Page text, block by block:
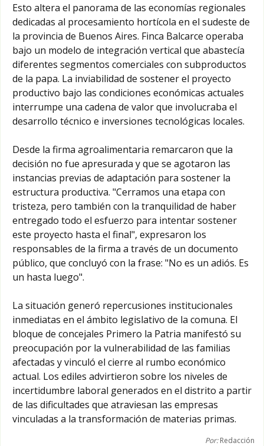
Esto altera el panorama de las economías regionales
dedicadas al procesamiento hortícola en el sudeste de
la provincia de Buenos Aires. Finca Balcarce operaba
bajo un modelo de integración vertical que abastecía
diferentes segmentos comerciales con subproductos
de la papa. La inviabilidad de sostener el proyecto
productivo bajo las condiciones económicas actuales
interrumpe una cadena de valor que involucraba el
desarrollo técnico e inversiones tecnológicas locales.
Desde la firma agroalimentaria remarcaron que la
decisión no fue apresurada y que se agotaron las
instancias previas de adaptación para sostener la
estructura productiva. "Cerramos una etapa con
tristeza, pero también con la tranquilidad de haber
entregado todo el esfuerzo para intentar sostener
este proyecto hasta el final", expresaron los
responsables de la firma a través de un documento
público, que concluyó con la frase: "No es un adiós. Es
un hasta luego".
La situación generó repercusiones institucionales
inmediatas en el ámbito legislativo de la comuna. El
bloque de concejales Primero la Patria manifestó su
preocupación por la vulnerabilidad de las familias
afectadas y vinculó el cierre al rumbo económico
actual. Los ediles advirtieron sobre los niveles de
incertidumbre laboral generados en el distrito a partir
de las dificultades que atraviesan las empresas
vinculadas a la transformación de materias primas.
Por:Redacción